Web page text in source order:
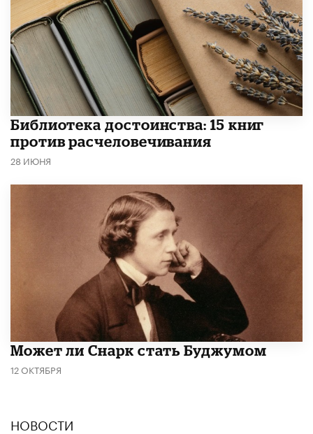
Библиотека достоинства: 15 книг
против расчеловечивания
28 ИЮНЯ
Может ли Снарк стать Буджумом
12 ОКТЯБРЯ
НОВОСТИ